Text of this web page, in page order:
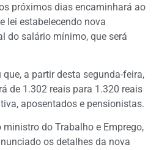
próximos dias encaminhará ao
lei estabelecendo nova
do salário mínimo, que será
a partir desta segunda-feira,
de 1.302 reais para 1.320 reais
aposentados e pensionistas.
do Trabalho e Emprego,
os detalhes da nova